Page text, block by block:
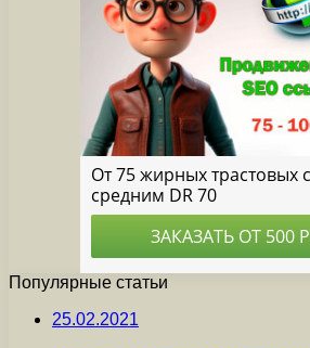
Популярные статьи
25.02.2021